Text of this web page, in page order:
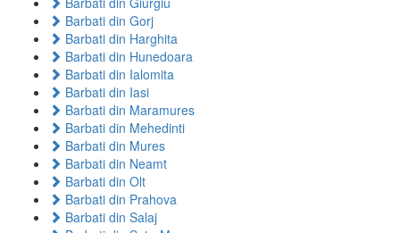
Barbati din Gorj
Barbati din Harghita
Barbati din Hunedoara
Barbati din Ialomita
Barbati din Iasi
Barbati din Maramures
Barbati din Mehedinti
Barbati din Mures
Barbati din Neamt
Barbati din Olt
Barbati din Prahova
Barbati din Salaj